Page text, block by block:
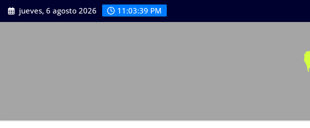
Saltar
al
jueves, 6 agosto 2026 11:03:40 PM